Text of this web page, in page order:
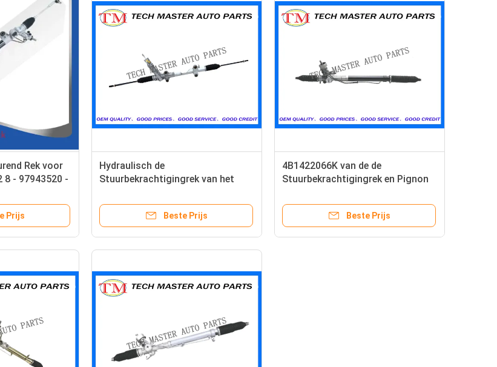
Rek voor
8 - 97943520 -
Prijs
Hydraulisch de
Stuurbekrachtigingrek van het
OEM 9014610401 van de
Benzsprinter
Beste Prijs
4B1422066K van de de
Stuurbekrachtigingrek en Pignon
Delen van de Vervangingsauto
Beste Prijs